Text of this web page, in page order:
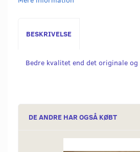
BESKRIVELSE
Bedre kvalitet end det originale
DE ANDRE HAR OGSÅ KØBT